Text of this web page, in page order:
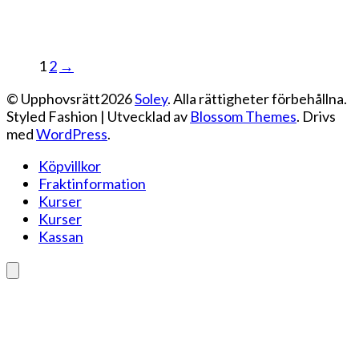
12 →
© Upphovsrätt2026Soley. Alla rättigheter förbehållna.
Styled Fashion | Utvecklad av Blossom Themes. Drivs
medWordPress.
Köpvillkor
Fraktinformation
Kurser
Kurser
Kassan